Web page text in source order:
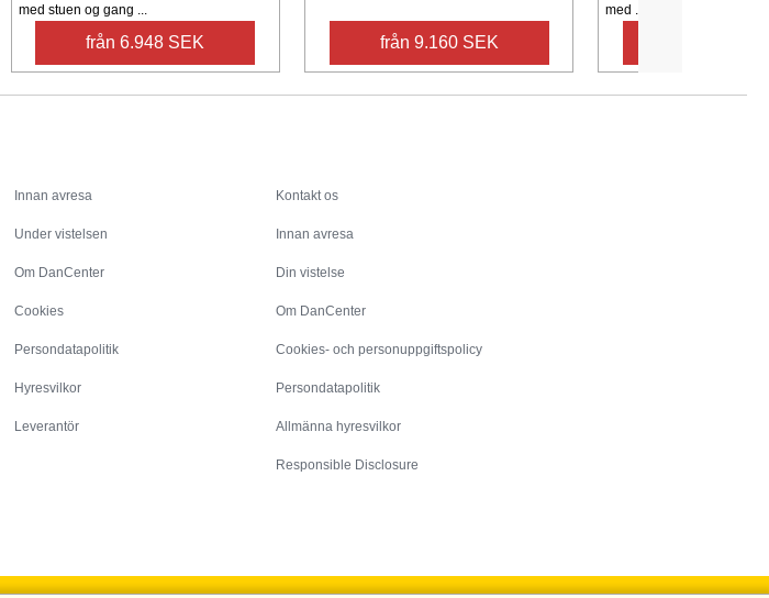
med stuen og gang ...
från 6.948 SEK från 9.160 SEK
med ...
Innan avresa
Under vistelsen
Om DanCenter
Cookies
Persondatapolitik
Hyresvilkor
Leverantör
Kontakt os
Innan avresa
Din vistelse
Om DanCenter
Cookies- och personuppgiftspolicy
Persondatapolitik
Allmänna hyresvilkor
Responsible Disclosure